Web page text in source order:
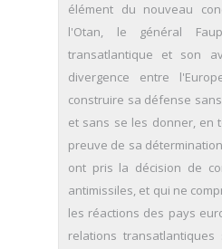
élément du nouveau
l'Otan, le général
transatlantique et son
divergence entre
construire sa défense
et sans se les donner, en
preuve de sa
ont pris la décision de
antimissiles, et qui ne
les réactions des pays
relations